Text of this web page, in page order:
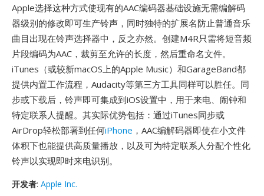
Apple选择这种方式使现有的AAC编码器基础设施无需编解码
器级别的修改即可生产铃声，同时独特的扩展名防止普通音乐
曲目出现在铃声选择器中，反之亦然。创建M4R只需将短音频
片段编码为AAC，裁剪至允许的长度，然后重命名文件。
iTunes（或较新macOS上的Apple Music）和GarageBand都
提供内置工作流程，Audacity等第三方工具同样可以胜任。同
步或下载后，铃声即可集成到iOS设置中，用于来电、闹钟和
特定联系人提醒。其实际优势包括：通过iTunes同步或
AirDrop轻松部署到任何iPhone ，AAC编解码器即使在小文件
体积下也能提供高质量播放，以及可为特定联系人分配个性化
铃声以实现即时来电识别。
开发者: Apple Inc.